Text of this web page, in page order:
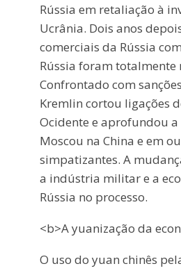
Rússia em retaliação à
Ucrânia. Dois anos
comerciais da Rússia
Rússia foram totalmente
Confrontado com
Kremlin cortou ligações
Ocidente e aprofundou
Moscou na China e em
simpatizantes. A
a indústria militar e a
Rússia no processo.
<b>A yuanização da
O uso do yuan chinês